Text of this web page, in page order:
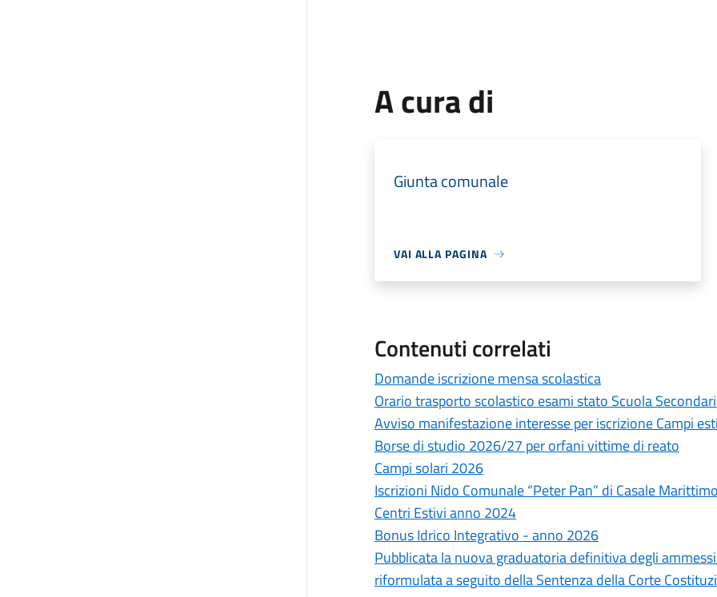
A cura di
Giunta comunale
VAI ALLA PAGINA
Contenuti correlati
Domande iscrizione mensa scolastica
Orario trasporto scolastico esami stato Scuola
Avviso manifestazione interesse per iscrizione Campi
Borse di studio 2026/27 per orfani vittime di reato
Campi solari 2026
Iscrizioni Nido Comunale “Peter Pan” di Casale
Centri Estivi anno 2024
Bonus Idrico Integrativo - anno 2026
Pubblicata la nuova graduatoria definitiva degli
riformulata a seguito della Sentenza della Corte